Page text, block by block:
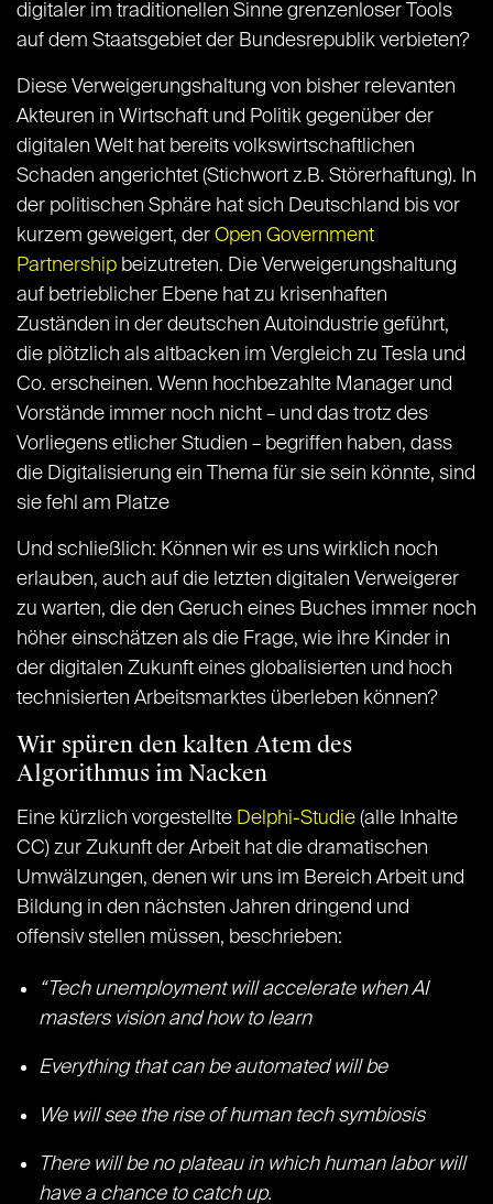
digitaler im traditionellen Sinne grenzenloser Tools
auf dem Staatsgebiet der Bundesrepublik verbieten?
Diese Verweigerungshaltung von bisher relevanten
Akteuren in Wirtschaft und Politik gegenüber der
digitalen Welt hat bereits volkswirtschaftlichen
Schaden angerichtet (Stichwort z.B. Störerhaftung). In
der politischen Sphäre hat sich Deutschland bis vor
kurzem geweigert, der Open Government
Partnership beizutreten. Die Verweigerungshaltung
auf betrieblicher Ebene hat zu krisenhaften
Zuständen in der deutschen Autoindustrie geführt,
die plötzlich als altbacken im Vergleich zu Tesla und
Co. erscheinen. Wenn hochbezahlte Manager und
Vorstände immer noch nicht – und das trotz des
Vorliegens etlicher Studien – begriffen haben, dass
die Digitalisierung ein Thema für sie sein könnte, sind
sie fehl am Platze
Und schließlich: Können wir es uns wirklich noch
erlauben, auch auf die letzten digitalen Verweigerer
zu warten, die den Geruch eines Buches immer noch
höher einschätzen als die Frage, wie ihre Kinder in
der digitalen Zukunft eines globalisierten und hoch
technisierten Arbeitsmarktes überleben können?
Wir spüren den kalten Atem des
Algorithmus im Nacken
Eine kürzlich vorgestellte Delphi-Studie (alle Inhalte
CC) zur Zukunft der Arbeit hat die dramatischen
Umwälzungen, denen wir uns im Bereich Arbeit und
Bildung in den nächsten Jahren dringend und
offensiv stellen müssen, beschrieben:
“Tech unemployment will accelerate when AI
masters vision and how to learn
Everything that can be automated will be
We will see the rise of human tech symbiosis
There will be no plateau in which human labor will
have a chance to catch up.